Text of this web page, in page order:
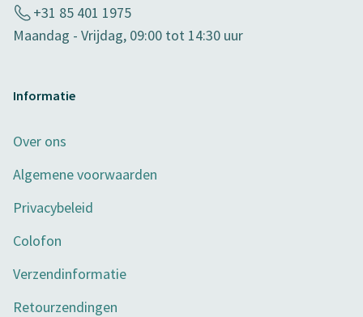
+31 85 401 1975
Maandag - Vrijdag, 09:00 tot 14:30 uur
Informatie
Over ons
Algemene voorwaarden
Privacybeleid
Colofon
Verzendinformatie
Retourzendingen